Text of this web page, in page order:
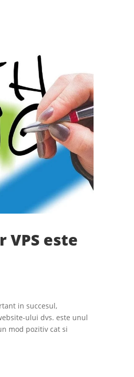
este
in succesul,
ului dvs. este unul
mod pozitiv cat si